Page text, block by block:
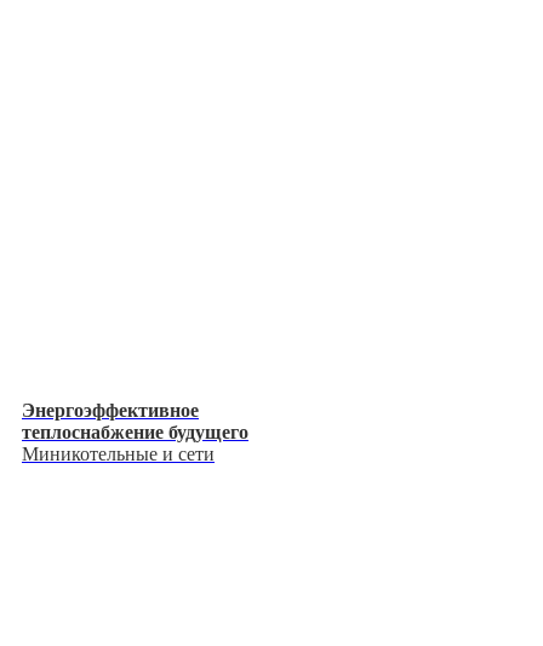
Энергоэффективное
теплоснабжение будущего
Миникотельные и сети